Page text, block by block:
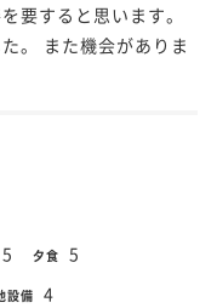
要すると思います。
。 また機会がありま
5 夕食 5
設備 4